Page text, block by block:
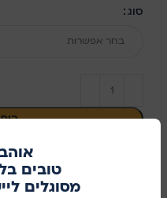
טובים
מסוגלים
סוג
בחר אפשרות